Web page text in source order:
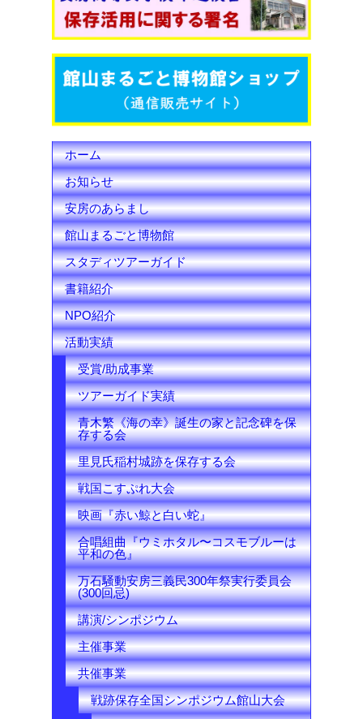
o
o
e
r
b
e
C
h
a
n
n
e
l
ホーム
お知らせ
安房のあらまし
館山まるごと博物館
スタディツアーガイド
書籍紹介
NPO紹介
活動実績
受賞/助成事業
ツアーガイド実績
青木繁《海の幸》誕生の家と記念碑を保
存する会
里見氏稲村城跡を保存する会
戦国こすぷれ大会
映画『赤い鯨と白い蛇』
合唱組曲『ウミホタル〜コスモブルーは
平和の色』
万石騒動安房三義民300年祭実行委員会
(300回忌)
講演/シンポジウム
主催事業
共催事業
戦跡保存全国シンポジウム館山大会